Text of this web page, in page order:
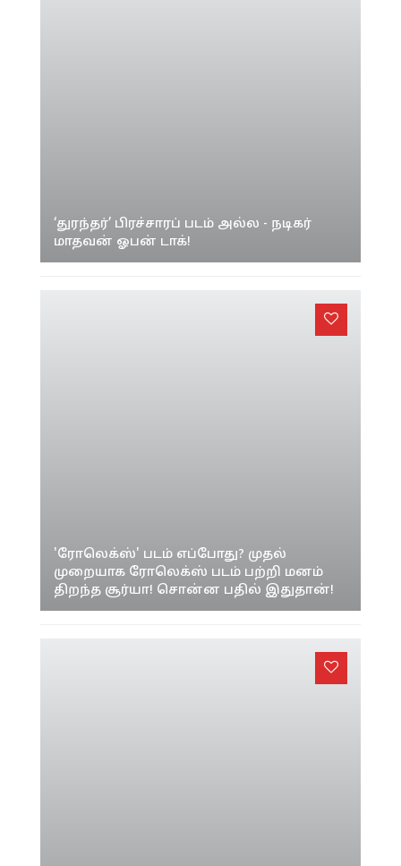
‘துரந்தர்’ பிரச்சாரப் படம் அல்ல - நடிகர்
மாதவன் ஓபன் டாக்!
'ரோலெக்ஸ்' படம் எப்போது? முதல்
முறையாக ரோலெக்ஸ் படம் பற்றி மனம்
திறந்த சூர்யா! சொன்ன பதில் இதுதான்!